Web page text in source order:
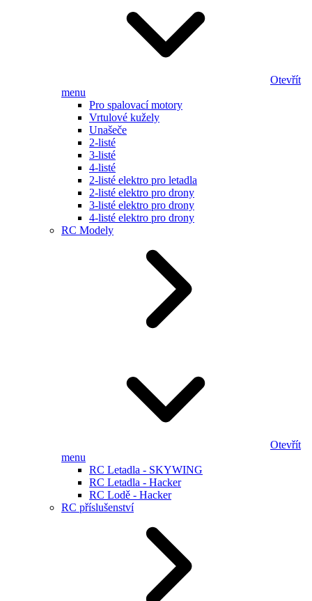
Otevřít
menu
Pro spalovací motory
Vrtulové kužely
Unašeče
2-listé
3-listé
4-listé
2-listé elektro pro letadla
2-listé elektro pro drony
3-listé elektro pro drony
4-listé elektro pro drony
RC Modely
Otevřít
menu
RC Letadla - SKYWING
RC Letadla - Hacker
RC Lodě - Hacker
RC příslušenství